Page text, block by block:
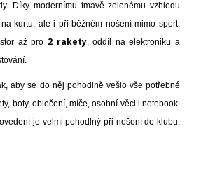
Díky modernímu tmavě zelenému vzhledu
kurtu, ale i při běžném nošení mimo sport.
až pro 2 rakety, oddíl na elektroniku a
aby se do něj pohodlně vešlo vše potřebné
boty, oblečení, míče, osobní věci i notebook.
je velmi pohodlný při nošení do klubu,